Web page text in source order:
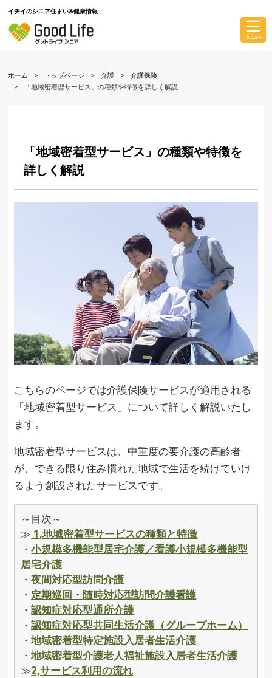
イチイのシニア住まい&健康情報
ホーム トップページ 介護
介護保険
「地域密着型サービス」の種類や特徴を詳しく解説
「地域密着型サービス」の種類や特徴を
詳しく解説
こちらのページでは介護保険サービスが適用される
「地域密着型サービス」について詳しく解説いたし
ます。
地域密着型サービスは、中重度の要介護の高齢者
が、できる限り住み慣れた地域で生活を続けていけ
るよう創設されたサービスです。
～目次～
≫ 1,地域密着型サービスの種類と特徴
・小規模多機能型居宅介護／看護小規模多機能型
居宅介護
・夜間対応型訪問介護
・ 定期巡回・随時対応型訪問介護看護
・認知症対応型通所介護
・認知症対応型共同生活介護（グループホーム）
・地域密着型特定施設入居者生活介護
・地域密着型介護老人福祉施設入居者生活介護
≫2,サービス利用の流れ